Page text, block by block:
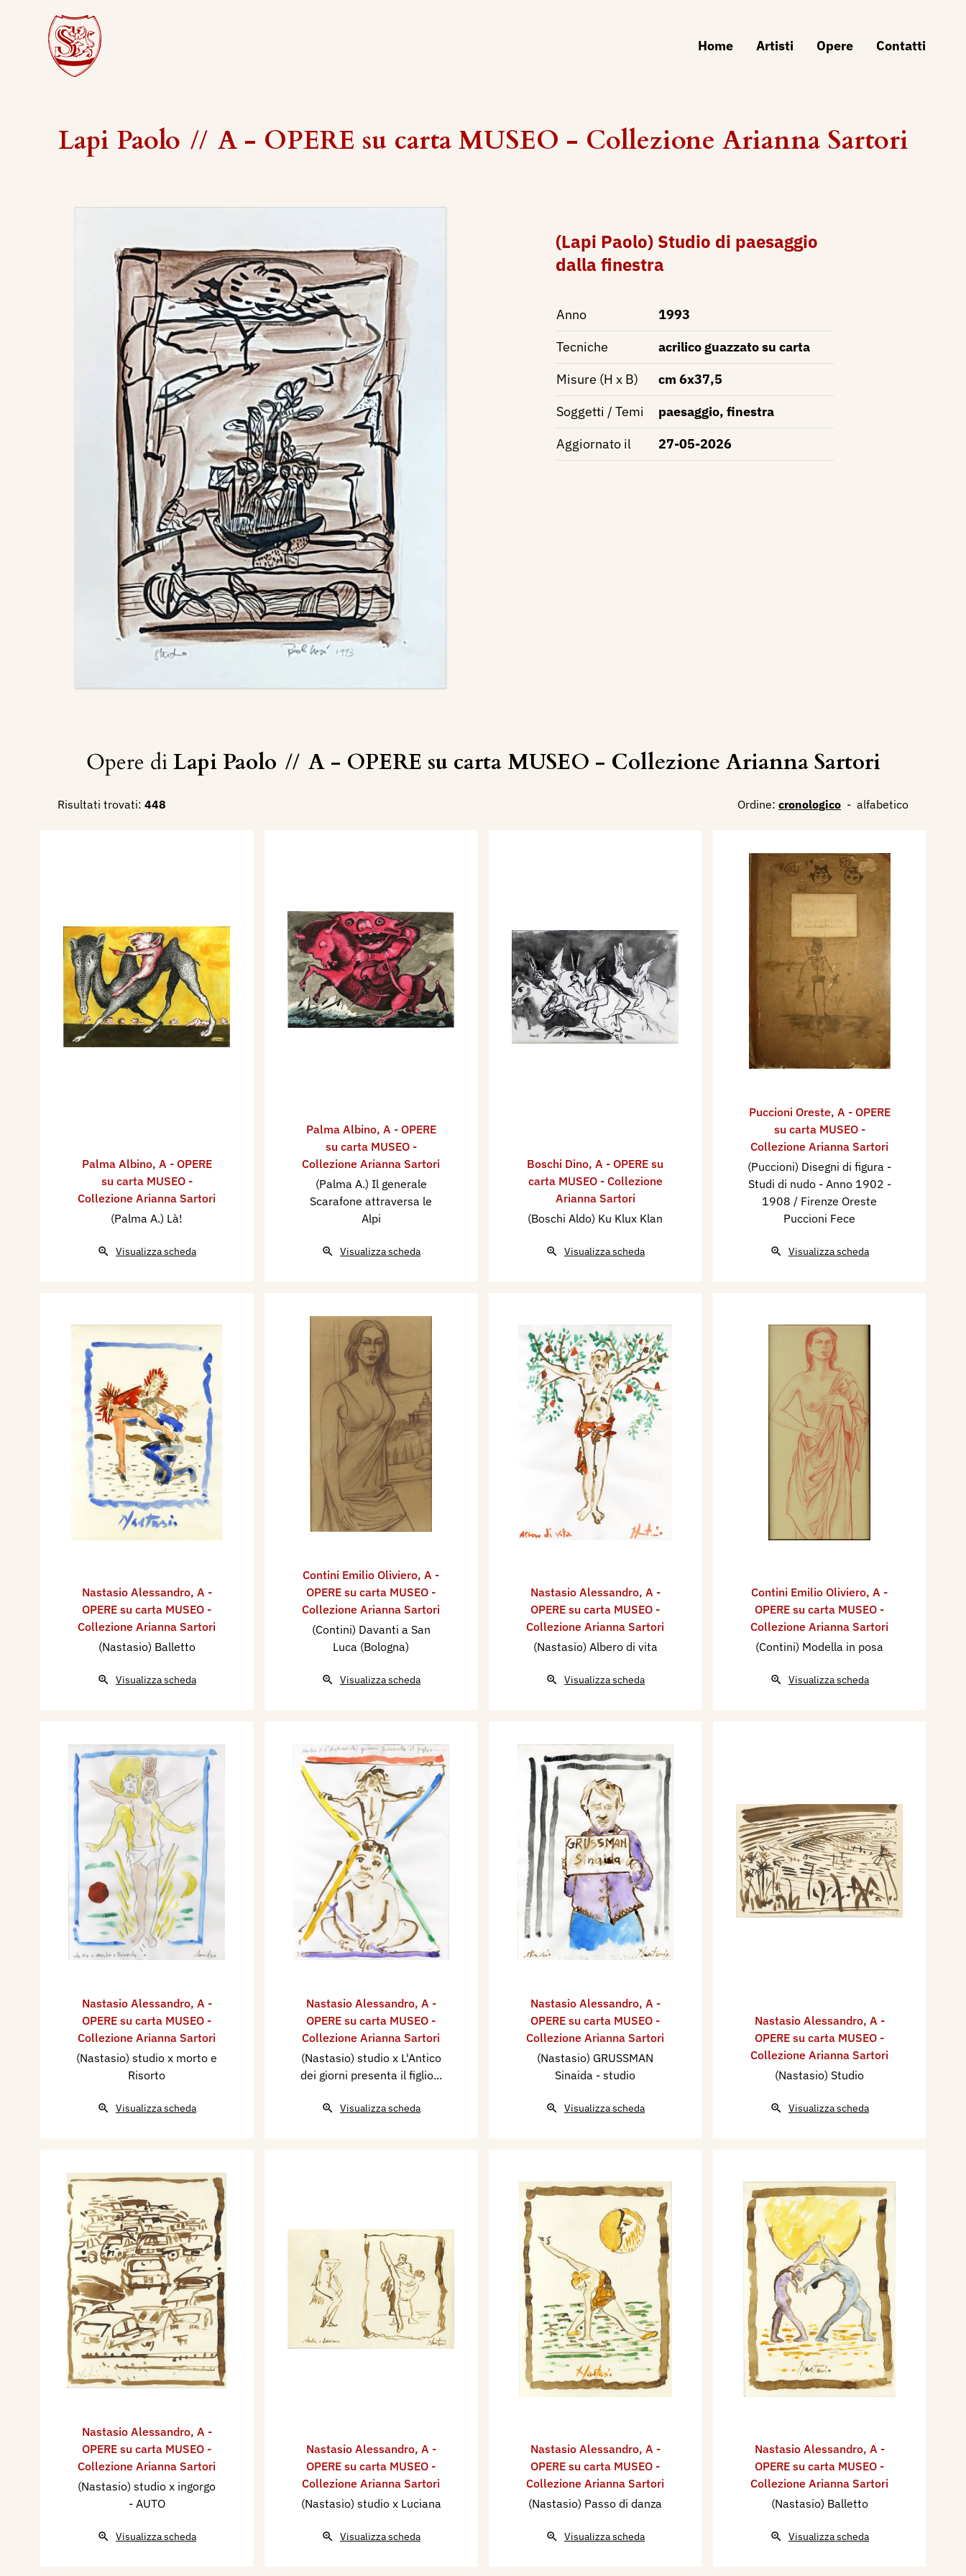
Home Artisti Opere Contatti
Lapi Paolo // A - OPERE su carta MUSEO - Collezione Arianna Sartori
(Lapi Paolo) Studio di paesaggio
dalla finestra
Anno
1993
Tecniche
acrilico guazzato su carta
Misure (H x B)
cm 6x37,5
Soggetti / Temi
paesaggio, finestra
Aggiornato il
27-05-2026
Opere diLapi Paolo // A - OPERE su carta MUSEO - Collezione Arianna Sartori
Risultati trovati: 448 Ordine: cronologico - alfabetico
Palma Albino, A - OPERE
su carta MUSEO -
Collezione Arianna Sartori
(Palma A.) Là!
Visualizza scheda
Palma Albino, A - OPERE
su carta MUSEO -
Collezione Arianna Sartori
(Palma A.) Il generale
Scarafone attraversa le
Alpi
Visualizza scheda
Boschi Dino, A - OPERE su
carta MUSEO - Collezione
Arianna Sartori
(Boschi Aldo) Ku Klux Klan
Visualizza scheda
Puccioni Oreste, A - OPERE
su carta MUSEO -
Collezione Arianna Sartori
(Puccioni) Disegni di figura -
Studi di nudo - Anno 1902 -
1908 / Firenze Oreste
Puccioni Fece
Visualizza scheda
Nastasio Alessandro, A -
OPERE su carta MUSEO -
Collezione Arianna Sartori
(Nastasio) Balletto
Visualizza scheda
Contini Emilio Oliviero, A -
OPERE su carta MUSEO -
Collezione Arianna Sartori
(Contini) Davanti a San
Luca (Bologna)
Visualizza scheda
Nastasio Alessandro, A -
OPERE su carta MUSEO -
Collezione Arianna Sartori
(Nastasio) Albero di vita
Visualizza scheda
Contini Emilio Oliviero, A -
OPERE su carta MUSEO -
Collezione Arianna Sartori
(Contini) Modella in posa
Visualizza scheda
Nastasio Alessandro, A -
OPERE su carta MUSEO -
Collezione Arianna Sartori
(Nastasio) studio x morto e
Risorto
Visualizza scheda
Nastasio Alessandro, A -
OPERE su carta MUSEO -
Collezione Arianna Sartori
(Nastasio) studio x L'Antico
dei giorni presenta il figlio...
Visualizza scheda
Nastasio Alessandro, A -
OPERE su carta MUSEO -
Collezione Arianna Sartori
(Nastasio) GRUSSMAN
Sinaida - studio
Visualizza scheda
Nastasio Alessandro, A -
OPERE su carta MUSEO -
Collezione Arianna Sartori
(Nastasio) Studio
Visualizza scheda
Nastasio Alessandro, A -
OPERE su carta MUSEO -
Collezione Arianna Sartori
(Nastasio) studio x ingorgo
- AUTO
Visualizza scheda
Nastasio Alessandro, A -
OPERE su carta MUSEO -
Collezione Arianna Sartori
(Nastasio) studio x Luciana
Visualizza scheda
Nastasio Alessandro, A -
OPERE su carta MUSEO -
Collezione Arianna Sartori
(Nastasio) Passo di danza
Visualizza scheda
Nastasio Alessandro, A -
OPERE su carta MUSEO -
Collezione Arianna Sartori
(Nastasio) Balletto
Visualizza scheda